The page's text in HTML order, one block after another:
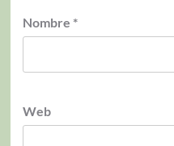
Nombre *
Web